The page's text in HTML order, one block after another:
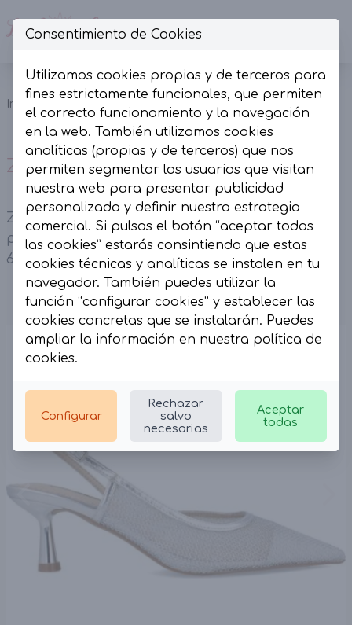
Inicio
Zapato Rejilla
Plateado
Tacón.
Zapato Rejilla Plateado Tacón.
Zapato Rejilla Plateado Tacón. Acabado en
punta. Tira trasera ajustable. Altura de la suela
6,5 cm.
Consentimiento de Cookies
Utilizamos cookies propias y de terceros para
fines estrictamente funcionales, que permiten
el correcto funcionamiento y la navegación
en la web. También utilizamos cookies
analíticas (propias y de terceros) que nos
permiten segmentar los usuarios que visitan
nuestra web para presentar publicidad
personalizada y definir nuestra estrategia
comercial. Si pulsas el botón “aceptar todas
las cookies” estarás consintiendo que estas
cookies técnicas y analíticas se instalen en tu
navegador. También puedes utilizar la
función “configurar cookies” y establecer las
cookies concretas que se instalarán. Puedes
ampliar la información en nuestra política de
cookies.
Configurar
Rechazar
salvo
necesarias
Aceptar
todas